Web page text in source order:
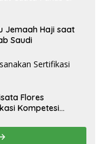
Jemaah Haji saat
Saudi
Flores
Kompetesi